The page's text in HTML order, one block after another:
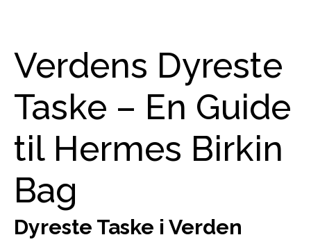
Verdens Dyreste
Taske – En Guide
til Hermes Birkin
Bag
Dyreste Taske i Verden